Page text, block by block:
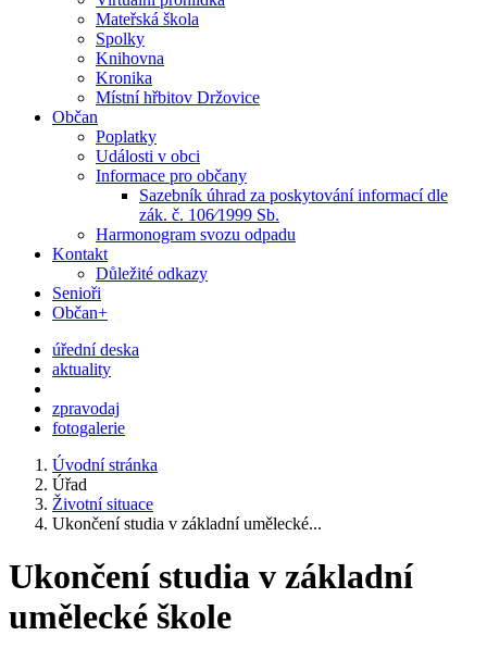
Mateřská škola
Spolky
Knihovna
Kronika
Místní hřbitov Držovice
Občan
Poplatky
Události v obci
Informace pro občany
Sazebník úhrad za poskytování informací dle
zák. č. 106⁄1999 Sb.
Harmonogram svozu odpadu
Kontakt
Důležité odkazy
Senioři
Občan+
úřední deska
aktuality
zpravodaj
fotogalerie
Úvodní stránka
Úřad
Životní situace
Ukončení studia v základní umělecké...
Ukončení studia v základní
umělecké škole